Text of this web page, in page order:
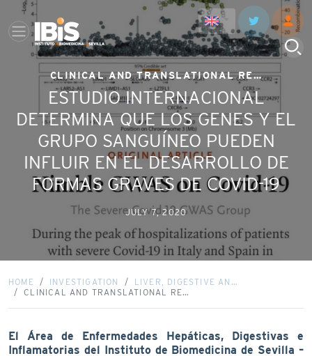
CLINICAL AND TRANSLATIONAL RE…
ESTUDIO INTERNACIONAL
DETERMINA QUE LOS GENES Y EL
GRUPO SANGUÍNEO PUEDEN
INFLUIR EN EL DESARROLLO DE
FORMAS GRAVES DE COVID-19
JULY 7, 2020
HOME INVESTIGATION
LIVER, DIGESTIVE AN…
CLINICAL AND TRANSLATIONAL RE…
El Área de Enfermedades Hepáticas, Digestivas e
Inflamatorias del Instituto de Biomedicina de Sevilla –